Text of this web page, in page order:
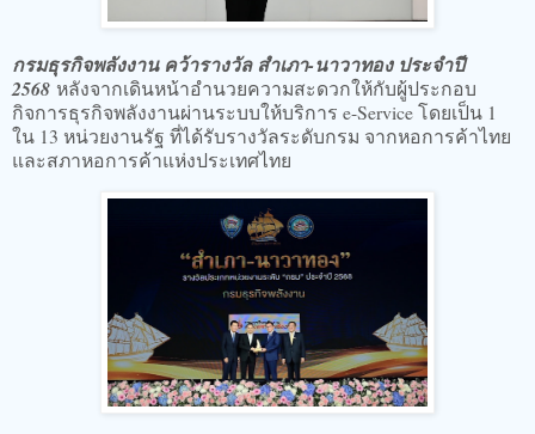
กรมธุรกิจพลังงาน คว้ารางวัล สำเภา-นาวาทอง ประจำปี
2568 หลังจากเดินหน้าอำนวยความสะดวกให้กับผู้ประกอบ
กิจการธุรกิจพลังงานผ่านระบบให้บริการ e-Service โดยเป็น 1
ใน 13 หน่วยงานรัฐ ที่ได้รับรางวัลระดับกรม จากหอการค้าไทย
และสภาหอการค้าแห่งประเทศไทย